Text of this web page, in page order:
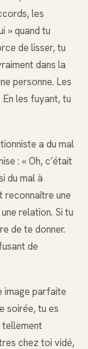
les
» quand tu
de lisser, tu
dans la
personne. Les
les fuyant, tu
a du mal
: « Oh, c’était
du mal à
reconnaître une
relation. Si tu
de te donner.
de
image parfaite
soirée, tu es
tellement
chez toi vidé,